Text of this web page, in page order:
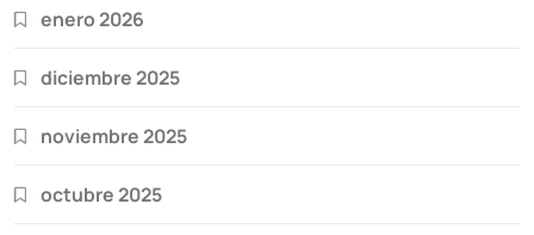
enero 2026
diciembre 2025
noviembre 2025
octubre 2025